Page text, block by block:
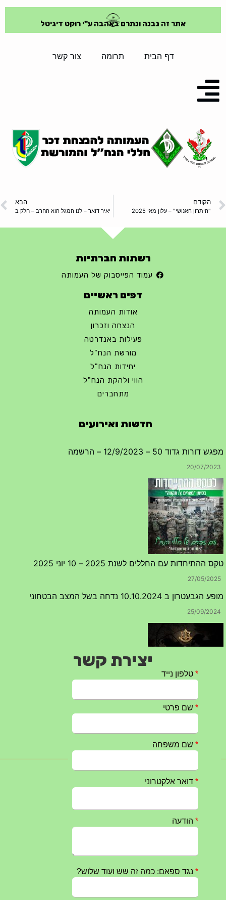
אתר זה נבנה ונתרם באהבה ע"י רוקט דיגיטל
דף הבית תרומה צור קשר
הקודם
"היתרון האנושי" – עלון מאי 2025
הבא
יאיר דואר – לנו המגל הוא החרב – חלק ב
רשתות חברתיות
עמוד הפייסבוק של העמותה
דפים ראשיים
אודות העמותה
הנצחה וזכרון
פעילות באנדרטה
מורשת הנח"ל
יחידות הנח"ל
הווי ולהקת הנח"ל
מתחברים
חדשות ואירועים
טקס ההתיחדות עם החללים לשנת 2025 – 10 יוני 2025
מופע הגבעטרון ב 10.10.2024 נדחה בשל המצב הבטחוני
14/10/2023
יצירת קשר